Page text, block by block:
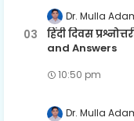
Dr. Mulla
हिंदी दिवस
and Answers
10:50 pm
Dr. Mulla